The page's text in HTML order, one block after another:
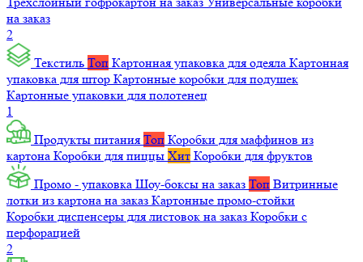
на заказ
2
Текстиль Топ Картонная упаковка для одеяла Картонная
упаковка для штор Картонные коробки для подушек
Картонные упаковки для полотенец
1
Продукты питания Топ Коробки для маффинов из
картона Коробки для пиццы Хит Коробки для фруктов
Промо - упаковка Шоу-боксы на заказ Топ Витринные
лотки из картона на заказ Картонные промо-стойки
Коробки диспенсеры для листовок на заказ Коробки с
перфорацией
2